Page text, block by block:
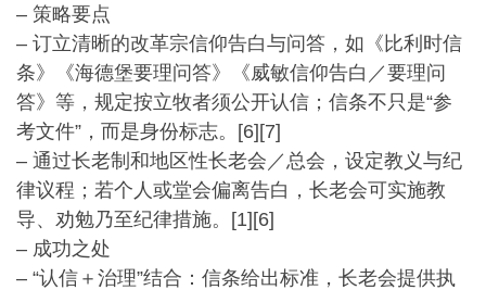
– 策略要点
– 订立清晰的改革宗信仰告白与问答，如《比利时信
条》《海德堡要理问答》《威敏信仰告白／要理问
答》等， 规定按立牧者须公开认信；信条不只是“参
考文件”， 而是身份标志。[6][7]
– 通过长老制和地区性长老会／总会，设定教义与纪
律议程； 若个人或堂会偏离告白，长老会可实施教
导、劝勉乃至纪律措施。[1][6]
– 成功之处
– “认信＋治理”结合：信条给出标准，长老会提供执